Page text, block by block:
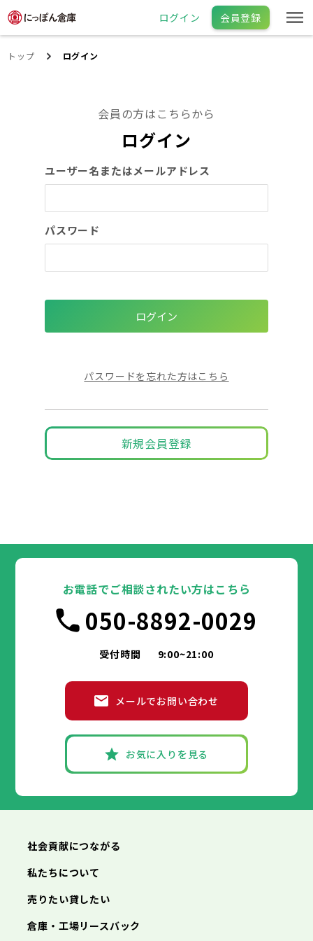
ログイン 会員登録
トップ ログイン
会員の方はこちらから
ログイン
ユーザー名またはメールアドレス
パスワード
パスワードを忘れた方はこちら
新規会員登録
お電話でご相談されたい方はこちら
050-8892-0029
受付時間 9:00~21:00
メールでお問い合わせ
お気に入りを見る
社会貢献につながる
私たちについて
売りたい貸したい
倉庫・工場リースバック